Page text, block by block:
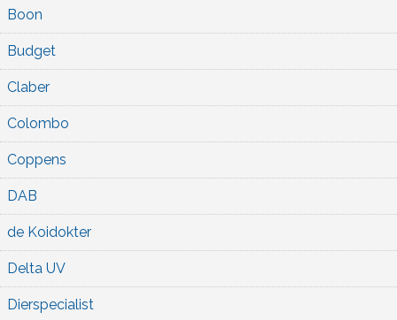
Boon
Budget
Claber
Colombo
Coppens
DAB
de Koidokter
Delta UV
Dierspecialist